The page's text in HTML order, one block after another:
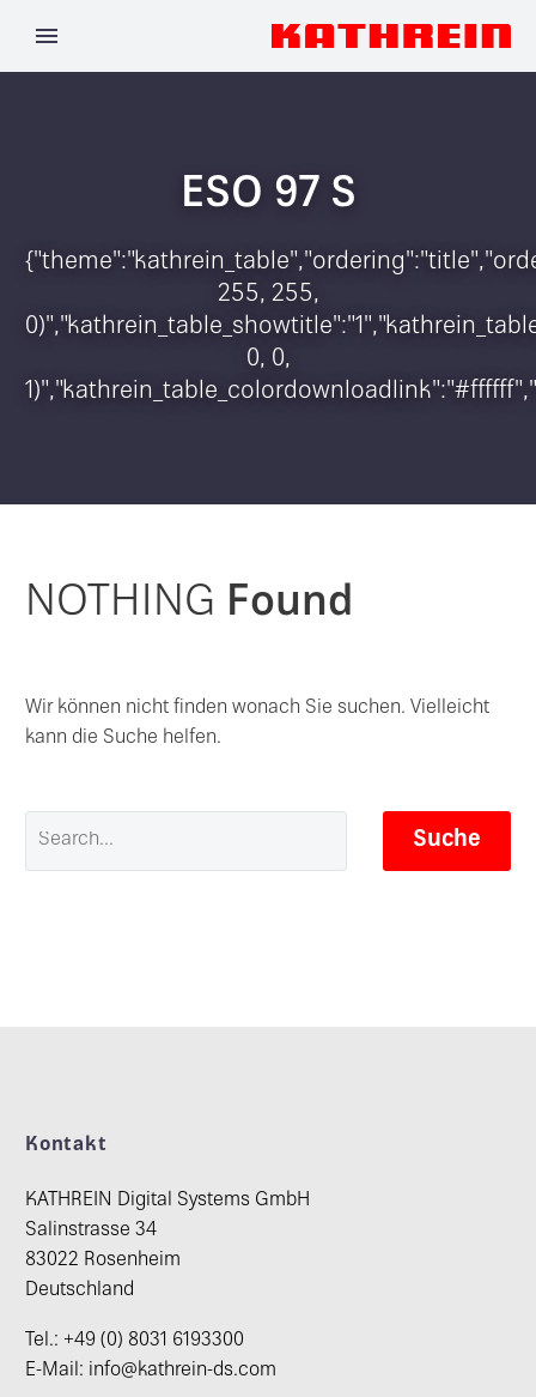
ESO 97 S
255, 255,
0, 0,
NOTHING Found
Wir können nicht finden wonach Sie suchen. Vielleicht
kann die Suche helfen.
Suche
Kontakt
KATHREIN Digital Systems GmbH
Salinstrasse 34
83022 Rosenheim
Deutschland
Tel.: +49 (0) 8031 6193300
E-Mail: info@kathrein-ds.com